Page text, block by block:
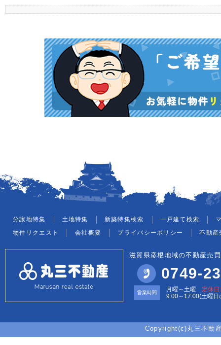
分譲地特集 土地特集 新築特集検索 一戸建て検索
物件リクエスト
会社概要 プライバシーポリシー 不動産
滋賀県彦根地域の不動産売
0749-
営業時間 月曜～土曜 定休
9:00～17:00(土曜日
Copyright(c)丸三不動